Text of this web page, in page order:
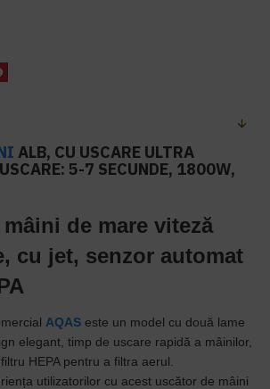
ALB, CU USCARE ULTRA
5-7 SECUNDE, 1800W,
de mare viteză
cu jet, senzor automat
AQAS este un model cu două lame
elegant, timp de uscare rapidă a mâinilor,
HEPA pentru a filtra aerul.
utilizatorilor cu acest uscător de mâini